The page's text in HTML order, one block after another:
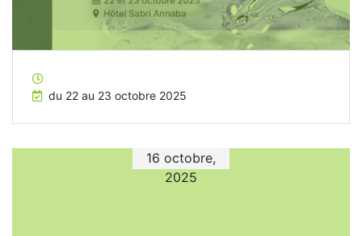
du 22 au 23 octobre 2025
16 octobre,
2025